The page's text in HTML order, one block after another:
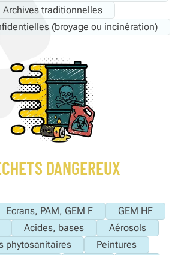
Archives traditionnelles
(broyage ou incinération)
DANGEREUX
Ecrans, PAM, GEM F
GEM HF
Acides, bases
Aérosols
phytosanitaires
Peintures